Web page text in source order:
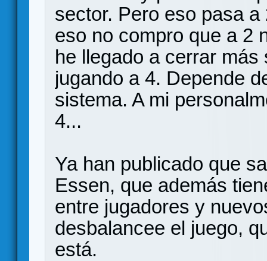
sector. Pero eso pasa
eso no compro que a 2
he llegado a cerrar
jugando a 4. Depende
sistema. A mi
4...
Ya han publicado que
Essen, que además
entre jugadores y
desbalancee el juego,
está.